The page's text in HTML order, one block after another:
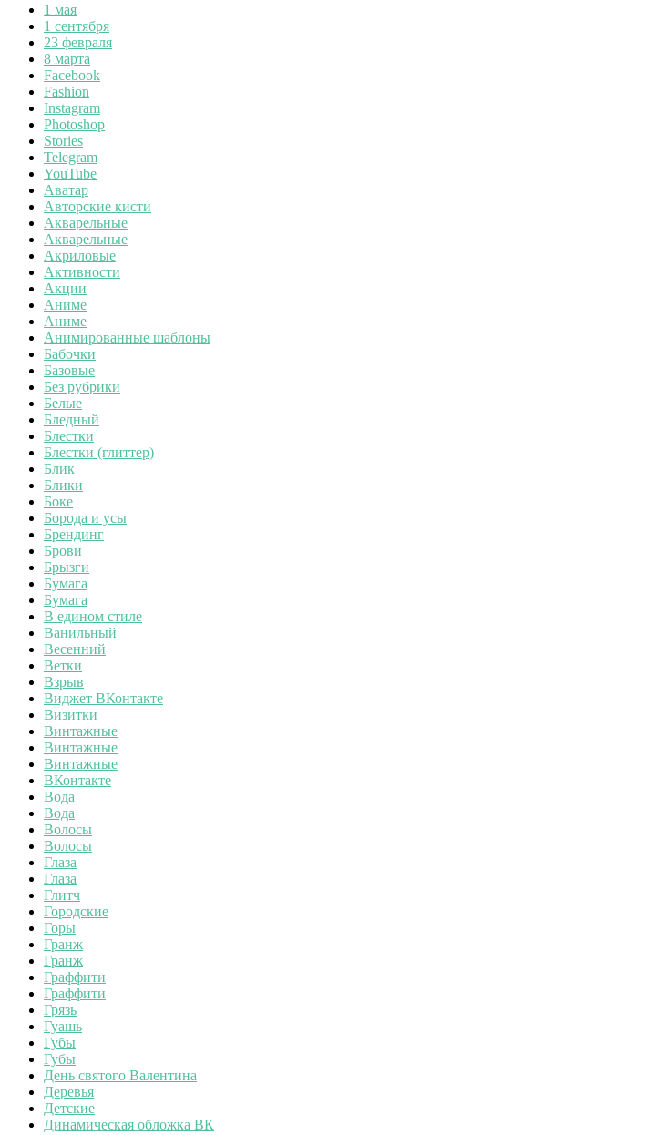
1 мая
1 сентября
23 февраля
8 марта
Facebook
Fashion
Instagram
Photoshop
Stories
Telegram
YouTube
Аватар
Авторские кисти
Акварельные
Акварельные
Акриловые
Активности
Акции
Аниме
Аниме
Анимированные шаблоны
Бабочки
Базовые
Без рубрики
Белые
Бледный
Блестки
Блестки (глиттер)
Блик
Блики
Боке
Борода и усы
Брендинг
Брови
Брызги
Бумага
Бумага
В едином стиле
Ванильный
Весенний
Ветки
Взрыв
Виджет ВКонтакте
Визитки
Винтажные
Винтажные
Винтажные
ВКонтакте
Вода
Вода
Волосы
Волосы
Глаза
Глаза
Глитч
Городские
Горы
Гранж
Гранж
Граффити
Граффити
Грязь
Гуашь
Губы
Губы
День святого Валентина
Деревья
Детские
Динамическая обложка ВК